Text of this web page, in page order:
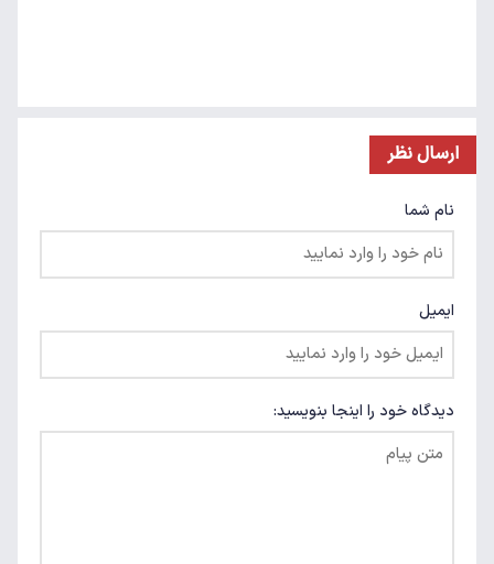
ارسال نظر
نام شما
ایمیل
دیدگاه خود را اینجا بنویسید: